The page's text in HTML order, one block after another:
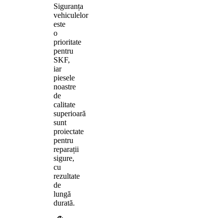
Siguranța
vehiculelor
este
o
prioritate
pentru
SKF,
iar
piesele
noastre
de
calitate
superioară
sunt
proiectate
pentru
reparații
sigure,
cu
rezultate
de
lungă
durată.